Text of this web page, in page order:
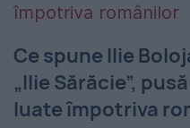
Ce spune Ilie
„Ilie Sărăcie”,
luate împotriva